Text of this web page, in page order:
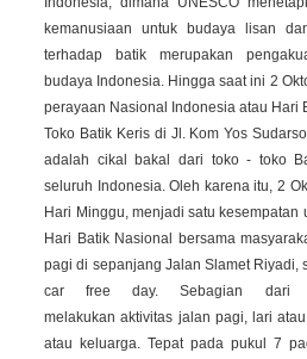
kemanusiaan untuk budaya lisan
terhadap batik merupakan
budaya Indonesia. Hingga saat ini 2
perayaan Nasional Indonesia atau Hari
Toko Batik Keris di Jl. Kom Yos
adalah cikal bakal dari toko - toko
seluruh Indonesia.Oleh karena itu, 2
Hari Minggu, menjadi satu kesempatan
Hari Batik Nasional bersama
pagi di sepanjang Jalan Slamet Riyadi,
car free day. Sebagian dari
melakukan aktivitas jalan pagi, lari
atau keluarga. Tepat pada pukul 7